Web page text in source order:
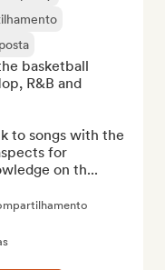
basketball
R&B and
to songs with the
for
on th...